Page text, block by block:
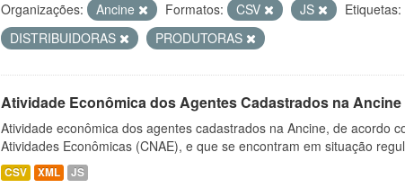
Organizações: Ancine Formatos: CSV JS Etiquetas:
DISTRIBUIDORAS
PRODUTORAS
Atividade Econômica dos Agentes Cadastrados na Ancine
Atividade econômica dos agentes cadastrados na Ancine, de acordo
Atividades Econômicas (CNAE), e que se encontram em situação
CSV XML JS